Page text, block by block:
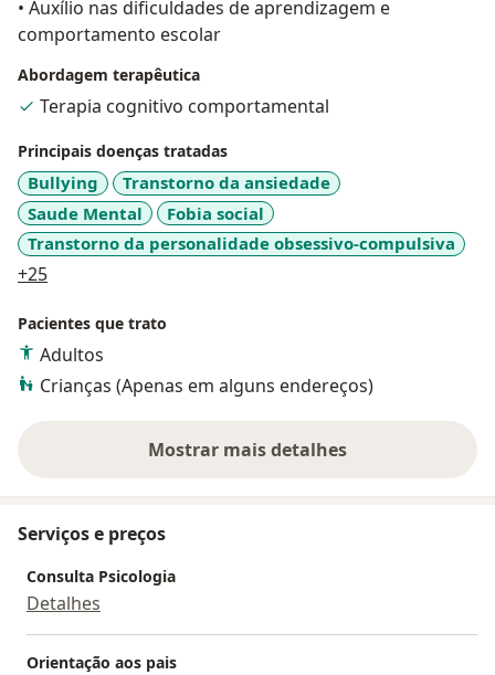
• Auxílio nas dificuldades de aprendizagem e
comportamento escolar
Abordagem terapêutica
Terapia cognitivo comportamental
Principais doenças tratadas
Bullying
Transtorno da ansiedade
Saude Mental
Fobia social
Transtorno da personalidade obsessivo-compulsiva
+25a11y_sr_more_diseases
Pacientes que trato
Adultos
Crianças (Apenas em alguns endereços)
Mostrar mais detalhes
sobre a experiência
Serviços e preços
Consulta Psicologia
Detalhes
Orientação aos pais